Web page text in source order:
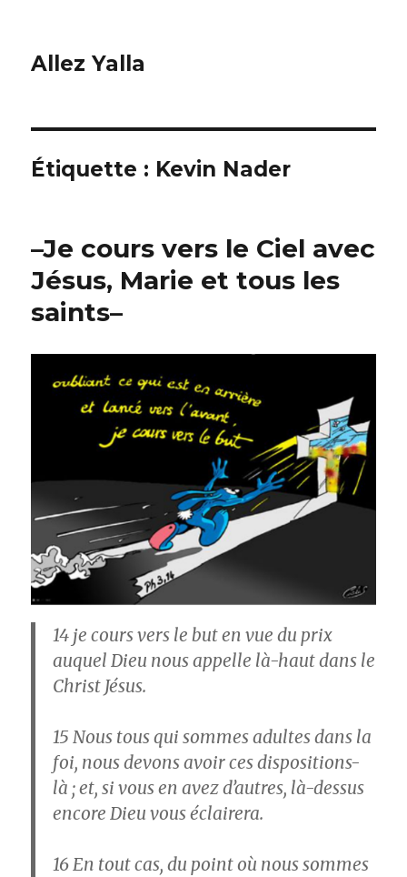
Allez Yalla
Étiquette : Kevin Nader
–Je cours vers le Ciel avec
Jésus, Marie et tous les
saints–
14 je cours vers le but en vue du prix
auquel Dieu nous appelle là-haut dans le
Christ Jésus.
15 Nous tous qui sommes adultes dans la
foi, nous devons avoir ces dispositions-
là ; et, si vous en avez d’autres, là-dessus
encore Dieu vous éclairera.
16 En tout cas, du point où nous sommes